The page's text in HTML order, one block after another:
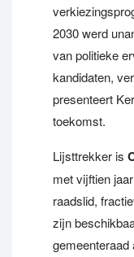
2030 werd
van politieke
kandidaten,
presenteert
toekomst.
Lijsttrekker is
met vijftien
raadslid,
zijn
gemeenteraad